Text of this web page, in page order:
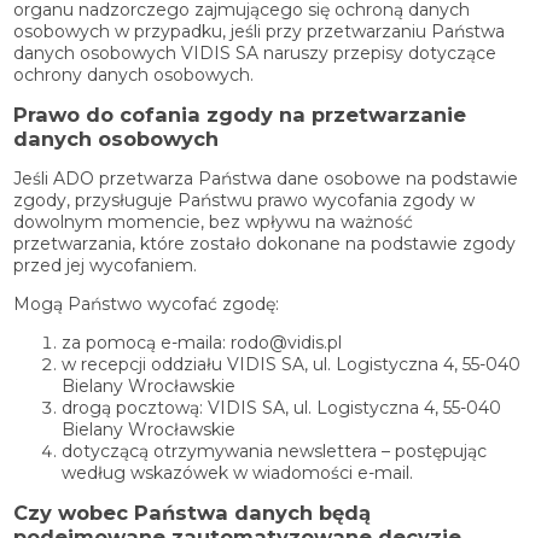
organu nadzorczego zajmującego się ochroną danych
osobowych w przypadku, jeśli przy przetwarzaniu Państwa
danych osobowych VIDIS SA naruszy przepisy dotyczące
ochrony danych osobowych.
Prawo do cofania zgody na przetwarzanie
danych osobowych
Jeśli ADO przetwarza Państwa dane osobowe na podstawie
zgody, przysługuje Państwu prawo wycofania zgody w
dowolnym momencie, bez wpływu na ważność
przetwarzania, które zostało dokonane na podstawie zgody
przed jej wycofaniem.
Mogą Państwo wycofać zgodę:
za pomocą e-maila: rodo@vidis.pl
w recepcji oddziału VIDIS SA, ul. Logistyczna 4, 55-040
Bielany Wrocławskie
drogą pocztową: VIDIS SA, ul. Logistyczna 4, 55-040
Bielany Wrocławskie
dotyczącą otrzymywania newslettera – postępując
według wskazówek w wiadomości e-mail.
Czy wobec Państwa danych będą